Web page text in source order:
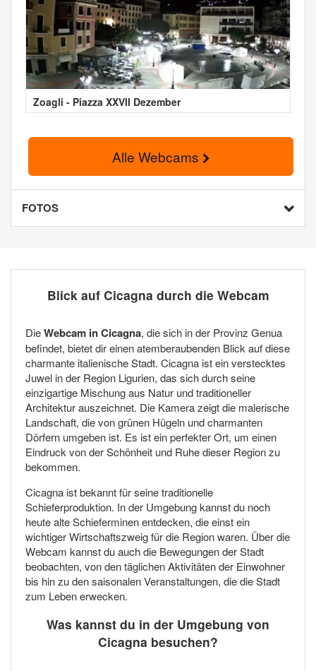
Zoagli - Piazza XXVII Dezember
Alle Webcams
FOTOS
Blick auf Cicagna durch die Webcam
DieWebcam in Cicagna, die sich in der Provinz Genua
befindet, bietet dir einen atemberaubenden Blick auf diese
charmante italienische Stadt. Cicagna ist ein verstecktes
Juwel in der Region Ligurien, das sich durch seine
einzigartige Mischung aus Natur und traditioneller
Architektur auszeichnet. Die Kamera zeigt die malerische
Landschaft, die von grünen Hügeln und charmanten
Dörfern umgeben ist. Es ist ein perfekter Ort, um einen
Eindruck von der Schönheit und Ruhe dieser Region zu
bekommen.
Cicagna ist bekannt für seine traditionelle
Schieferproduktion. In der Umgebung kannst du noch
heute alte Schieferminen entdecken, die einst ein
wichtiger Wirtschaftszweig für die Region waren. Über die
Webcam kannst du auch die Bewegungen der Stadt
beobachten, von den täglichen Aktivitäten der Einwohner
bis hin zu den saisonalen Veranstaltungen, die die Stadt
zum Leben erwecken.
Was kannst du in der Umgebung von
Cicagna besuchen?